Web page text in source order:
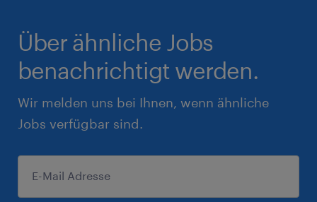
Über ähnliche Jobs
benachrichtigt werden.
Wir melden uns bei Ihnen, wenn ähnliche
Jobs verfügbar sind.